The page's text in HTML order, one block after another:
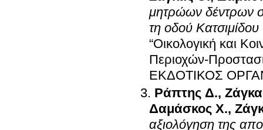
μητρώων δέντρων
τη οδού Κατσιμίδου
“Οικολογική και
Περιοχών-
ΕΚΔΟΤΙΚΟΣ
Ράπτης Δ.,
Δαμάσκος Χ.,
αξιολόγηση της